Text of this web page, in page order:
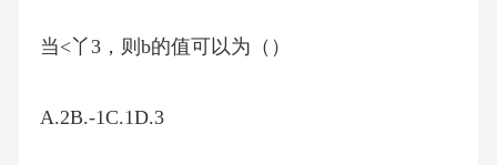
当<丫3，则b的值可以为（）
A.2B.-1C.1D.3